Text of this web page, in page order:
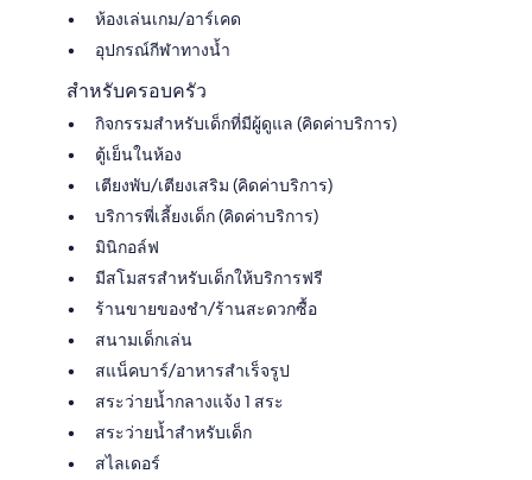
ห้องเล่นเกม/อาร์เคด
อุปกรณ์กีฬาทางน้ำ
สำหรับครอบครัว
กิจกรรมสำหรับเด็กที่มีผู้ดูแล (คิดค่าบริการ)
ตู้เย็นในห้อง
เตียงพับ/เตียงเสริม (คิดค่าบริการ)
บริการพี่เลี้ยงเด็ก (คิดค่าบริการ)
มินิกอล์ฟ
มีสโมสรสำหรับเด็กให้บริการฟรี
ร้านขายของชำ/ร้านสะดวกซื้อ
สนามเด็กเล่น
สแน็คบาร์/อาหารสำเร็จรูป
สระว่ายน้ำกลางแจ้ง 1 สระ
สระว่ายน้ำสำหรับเด็ก
สไลเดอร์